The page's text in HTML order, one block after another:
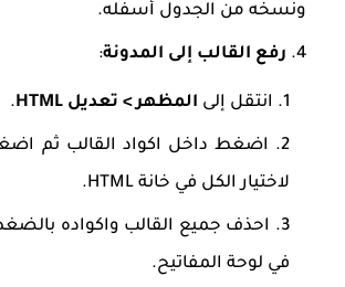
ونسخه من الجدول أسفله.
رفع القالب إلى المدونة:
انتقل إلى المظهر > تعديل HTML .
لاختيار الكل في خانة HTML.
احذف جميع القالب واكواده
في لوحة المفاتيح.